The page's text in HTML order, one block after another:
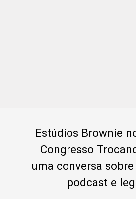
Estúdios Brownie
Congresso
uma conversa
podcast e